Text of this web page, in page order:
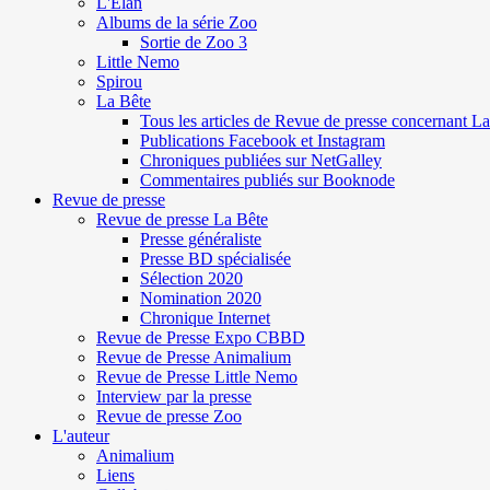
Albums de la série Zoo
Sortie de Zoo 3
Little Nemo
Spirou
La Bête
Tous les articles de Revue de presse concernant
Publications Facebook et Instagram
Chroniques publiées sur NetGalley
Commentaires publiés sur Booknode
Revue de presse
Revue de presse La Bête
Presse généraliste
Presse BD spécialisée
Sélection 2020
Nomination 2020
Chronique Internet
Revue de Presse Expo CBBD
Revue de Presse Animalium
Revue de Presse Little Nemo
Interview par la presse
Revue de presse Zoo
L'auteur
Animalium
Liens